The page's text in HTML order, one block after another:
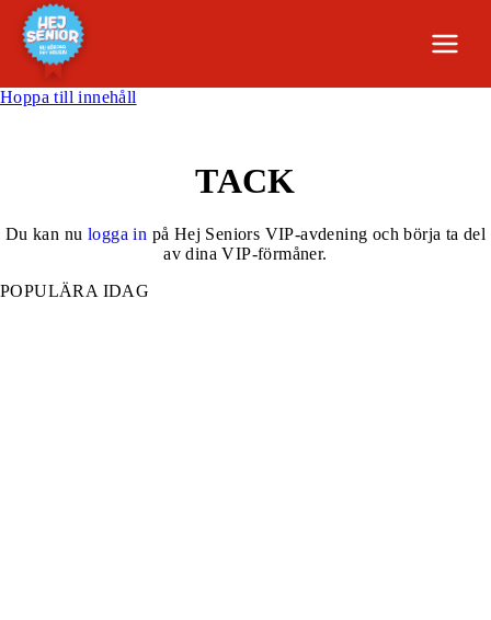
Hoppa till innehåll
TACK
Du kan nu logga in på Hej Seniors VIP-avdening och börja ta del
av dina VIP-förmåner.
POPULÄRA IDAG